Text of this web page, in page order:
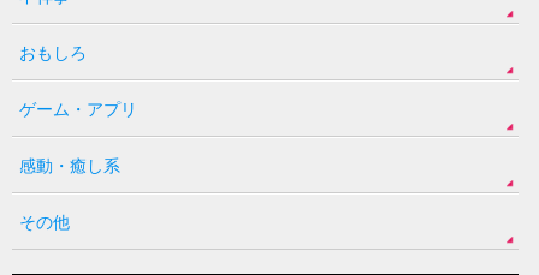
おもしろ
ゲーム・アプリ
感動・癒し系
その他